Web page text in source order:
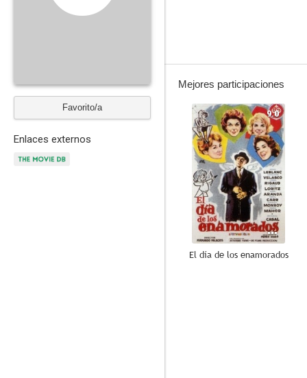
Favorito/a
Enlaces externos
Mejores participaciones
9.0
El día de los enamorados